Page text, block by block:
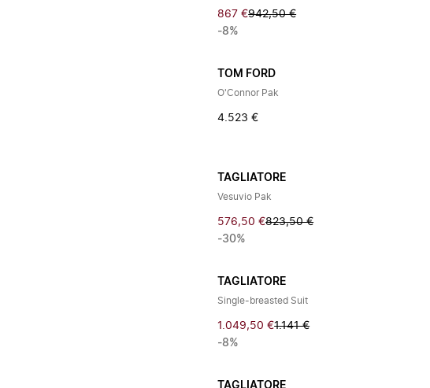
867 €942,50 €
-8%
TOM FORD
O'Connor Pak
4.523 €
TAGLIATORE
Vesuvio Pak
576,50 €823,50 €
-30%
TAGLIATORE
Single-breasted Suit
1.049,50 €1.141 €
-8%
TAGLIATORE